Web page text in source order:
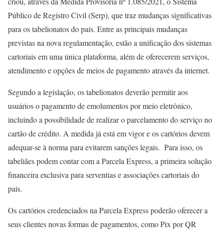
Público de Registro Civil (Serp), que traz mudanças significativas
para os tabelionatos do país. Entre as principais mudanças
previstas na nova regulamentação, estão a unificação dos sistemas
cartoriais em uma única plataforma, além de oferecerem serviços,
atendimento e opções de meios de pagamento através da internet.
Segundo a legislação, os tabelionatos deverão permitir aos
usuários o pagamento de emolumentos por meio eletrônico,
incluindo a possibilidade de realizar o parcelamento do serviço no
cartão de crédito. A medida já está em vigor e os cartórios devem
adequar-se à norma para evitarem sanções legais. Para isso, os
tabeliães podem contar com a Parcela Express, a primeira solução
financeira exclusiva para serventias e associações cartoriais do
país.
Os cartórios credenciados na Parcela Express poderão oferecer a
seus clientes novas formas de pagamentos, como Pix por QR